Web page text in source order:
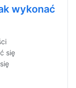
wykonać
się